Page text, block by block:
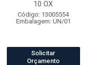
10 OX
Código: 13005554
Embalagem: UN/01
Solicitar
Orçamento